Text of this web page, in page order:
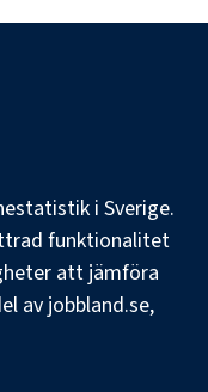
i Sverige.
funktionalitet
att jämföra
av jobbland.se,